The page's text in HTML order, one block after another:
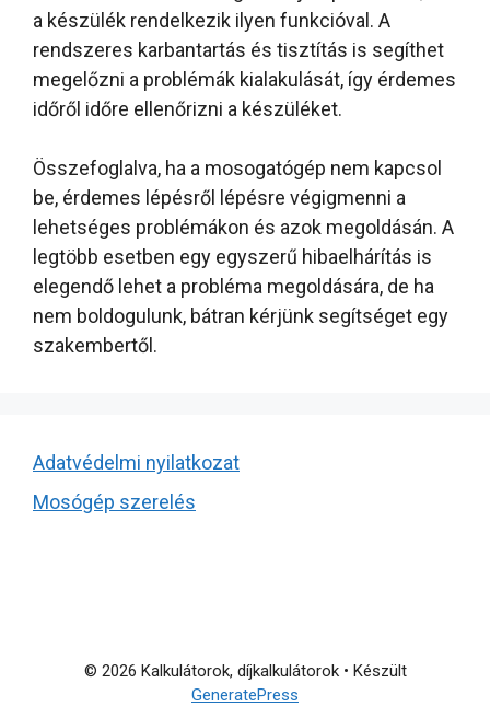
a készülék rendelkezik ilyen funkcióval. A
rendszeres karbantartás és tisztítás is segíthet
megelőzni a problémák kialakulását, így érdemes
időről időre ellenőrizni a készüléket.
Összefoglalva, ha a mosogatógép nem kapcsol
be, érdemes lépésről lépésre végigmenni a
lehetséges problémákon és azok megoldásán. A
legtöbb esetben egy egyszerű hibaelhárítás is
elegendő lehet a probléma megoldására, de ha
nem boldogulunk, bátran kérjünk segítséget egy
szakembertől.
Adatvédelmi nyilatkozat
Mosógép szerelés
© 2026 Kalkulátorok, díjkalkulátorok• Készült
GeneratePress